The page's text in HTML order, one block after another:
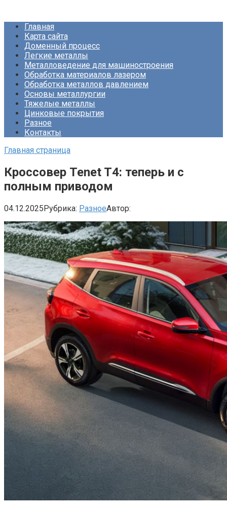
контентуГлавная
Карта сайта
Доменный процесс
Легкие металлы
Металловедение для машиностроения
Обработка материалов лазером
Обработка металлов давлением
Основы металлургии
Тяжелые металлы
Цинковые покрытия
Разное
Контакты
Главная страница
Кроссовер Tenet T4: теперь и с
полным приводом
04.12.2025Рубрика: РазноеАвтор: